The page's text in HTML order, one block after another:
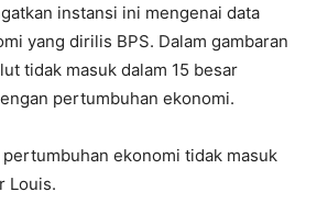
instansi ini mengenai data
yang dirilis BPS. Dalam gambaran
tidak masuk dalam 15 besar
pertumbuhan ekonomi.
ekonomi tidak masuk
Louis.